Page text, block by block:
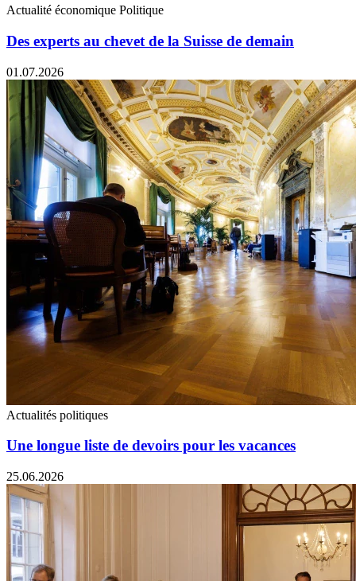
Actualité économique Politique
Des experts au chevet de la Suisse de demain
01.07.2026
Actualités politiques
Une longue liste de devoirs pour les vacances
25.06.2026